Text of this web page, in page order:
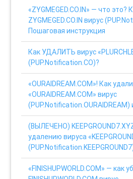
«ZYGMEGED.CO.IN» — что это?
ZYGMEGED.CO.IN вирус
Пошаговая инструкция
Как УДАЛИТЬ вирус
(PUP.Notification.CO)?
«OURAIDREAM.COM»! Как
«OURAIDREAM.COM» вирус
(PUP.Notification.OURAIDREAM)
(ВЫЛЕЧЕНО)
удалению вируса
«FINISHUPWORLD.COM» — как